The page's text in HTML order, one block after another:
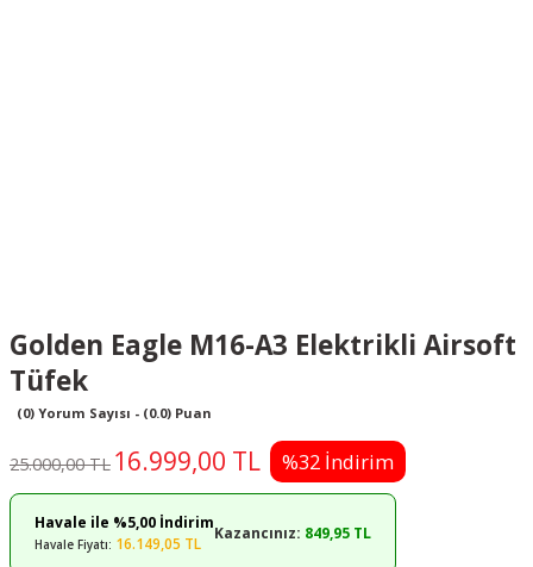
Golden Eagle M16-A3 Elektrikli Airsoft
Tüfek
(0) Yorum Sayısı - (0.0) Puan
25.000,00 TL 16.999,00 TL %32 İndirim
Havale ile %5,00 İndirim
Havale Fiyatı: 16.149,05 TL
Kazancınız: 849,95 TL